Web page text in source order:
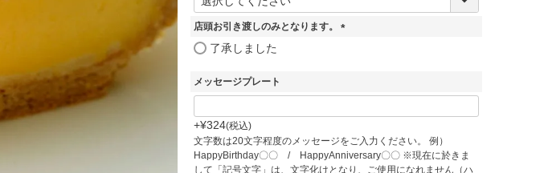
須
店頭お引き渡しのみとなります。
了承しました
メッセージプレート
+¥324 税込
文字数は20文字程度のメッセージをご入力ください。 例）
HappyBirthday〇〇 / HappyAnniversary〇〇 ※現在に於きま
して「記号文字」は、文字化けとなり、ご使用になれません（ハ